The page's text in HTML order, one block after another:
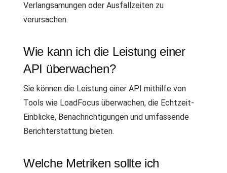
Verlangsamungen oder Ausfallzeiten zu
verursachen.
Wie kann ich die Leistung einer
API überwachen?
Sie können die Leistung einer API mithilfe von
Tools wie LoadFocus überwachen, die Echtzeit-
Einblicke, Benachrichtigungen und umfassende
Berichterstattung bieten.
Welche Metriken sollte ich